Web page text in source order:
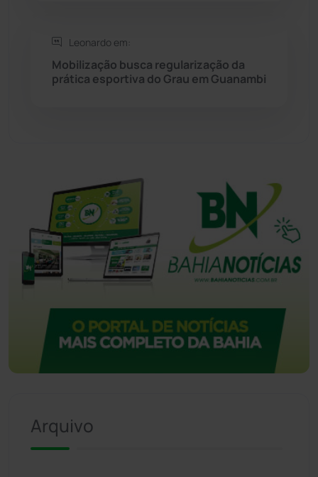
Leonardo em:
Mobilização busca regularização da
prática esportiva do Grau em Guanambi
Arquivo